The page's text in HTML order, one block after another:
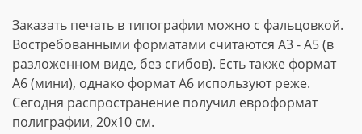
Заказать печать в типографии можно с фальцовкой.
Востребованными форматами считаются А3 - А5 (в
разложенном виде, без сгибов). Есть также формат
А6 (мини), однако формат А6 используют реже.
Сегодня распространение получил евроформат
полиграфии, 20х10 см.